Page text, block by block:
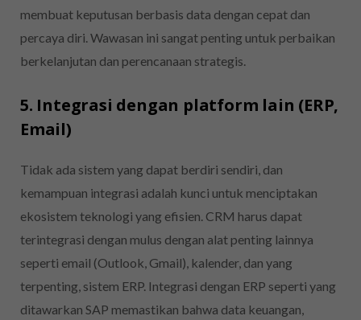
membuat keputusan berbasis data dengan cepat dan
percaya diri. Wawasan ini sangat penting untuk perbaikan
berkelanjutan dan perencanaan strategis.
5. Integrasi dengan platform lain (ERP,
Email)
Tidak ada sistem yang dapat berdiri sendiri, dan
kemampuan integrasi adalah kunci untuk menciptakan
ekosistem teknologi yang efisien. CRM harus dapat
terintegrasi dengan mulus dengan alat penting lainnya
seperti email (Outlook, Gmail), kalender, dan yang
terpenting, sistem ERP. Integrasi dengan ERP seperti yang
ditawarkan SAP memastikan bahwa data keuangan,